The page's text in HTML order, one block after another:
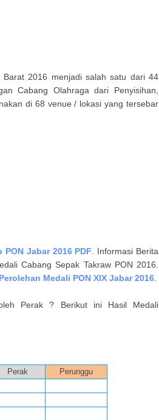
2016 menjadi salah satu dari 44
Cabang Olahraga dari Penyisihan,
di 68 venue / lokasi yang tersebar
Jabar 2016 PDF . Informasi Berita
Cabang Sepak TakrawPON 2016.
Medali PON XIX Jabar 2016
Perak ? Berikut ini Hasil Medali
Perak
Perunggu